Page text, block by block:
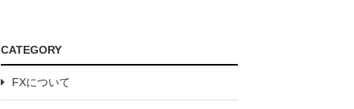
CATEGORY
FXについて